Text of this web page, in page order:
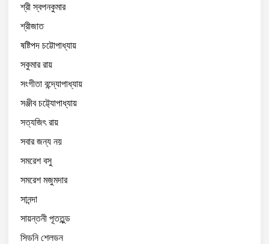
শ্রী স্বপনকুমার
শ্রীজাত
ষষ্টিপদ চট্টোপাধ্যায়
সকুমার রায়
সংগীতা বন্দ্যোপাধ্যায়
সঞ্জীব চট্ট্যোপাধ্যায়
সত্যজিৎ রায়
সবার জন্য নয়
সমরেশ বসু
সমরেশ মজুমদার
সানন্দা
সায়ন্তনী পূততুন্ড
সিডনি শেলডন